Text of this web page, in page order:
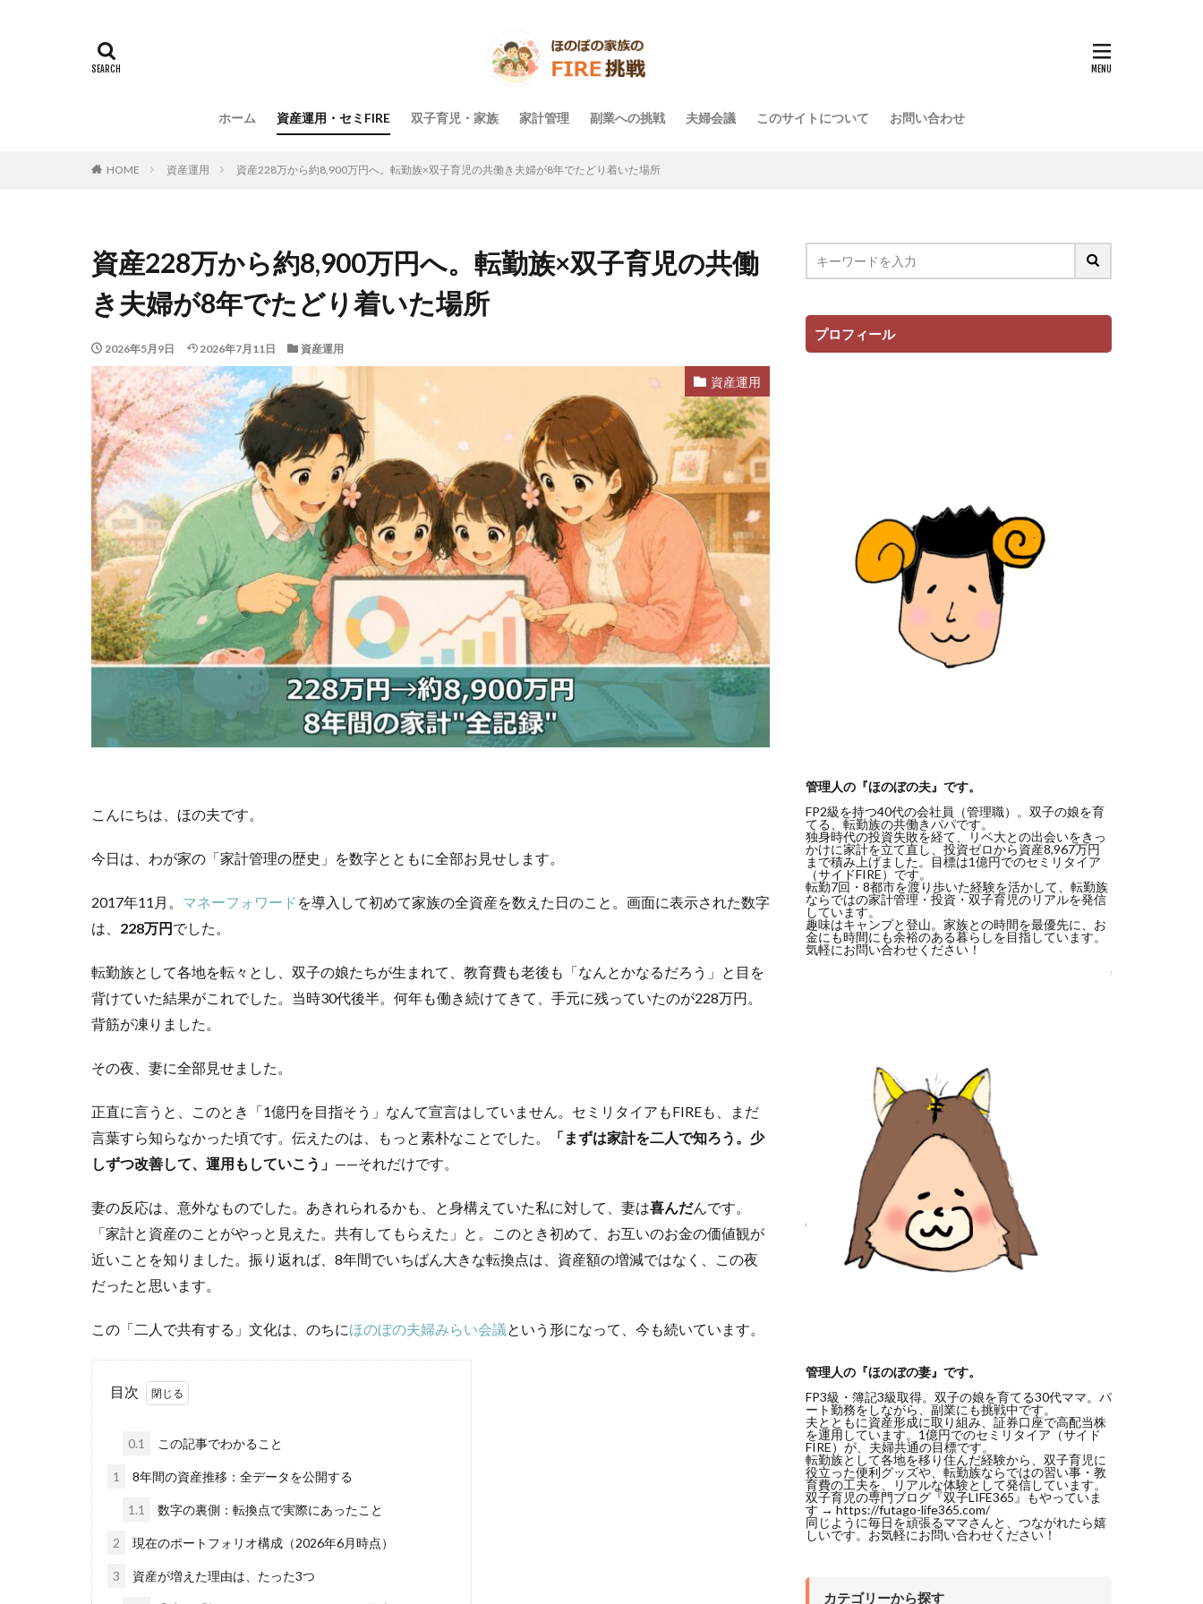
ホーム 資産運用・セミFIRE 双子育児・家族 家計管理 副業への挑戦 夫婦会議 このサイトについて お問い合わせ
HOME 資産運用 資産228万から約8,900万円へ。転勤族×双子育児の共働き夫婦が8年でたどり着いた場所
資産228万から約8,900万円へ。転勤族×双子育児の共働
き夫婦が8年でたどり着いた場所
2026年5月9日 2026年7月11日 資産運用
資産運用
こんにちは、ほの夫です。
今日は、わが家の「家計管理の歴史」を数字とともに全部お見せします。
2017年11月。 マネーフォワード を導入して初めて家族の全資産を数えた日のこと。画面に表示された数字
は、 228万円 でした。
転勤族として各地を転々とし、双子の娘たちが生まれて、教育費も老後も「なんとかなるだろう」と目を
背けていた結果がこれでした。当時30代後半。何年も働き続けてきて、手元に残っていたのが228万円。
背筋が凍りました。
その夜、妻に全部見せました。
正直に言うと、このとき「1億円を目指そう」なんて宣言はしていません。セミリタイアもFIREも、まだ
言葉すら知らなかった頃です。伝えたのは、もっと素朴なことでした。
「まずは家計を二人で知ろう。少
しずつ改善して、運用もしていこう」 ——それだけです。
妻の反応は、意外なものでした。あきれられるかも、と身構えていた私に対して、妻は喜んだんです。
「家計と資産のことがやっと見えた。共有してもらえた」と。このとき初めて、お互いのお金の価値観が
近いことを知りました。振り返れば、8年間でいちばん大きな転換点は、資産額の増減ではなく、この夜
だったと思います。
この「二人で共有する」文化は、のちにほのぼの夫婦みらい会議という形になって、今も続いています。
目次
0.1 この記事でわかること
1 8年間の資産推移：全データを公開する
1.1 数字の裏側：転換点で実際にあったこと
2 現在のポートフォリオ構成（2026年6月時点）
3 資産が増えた理由は、たった3つ
プロフィール
管理人の『ほのぼの夫』です。
FP2級を持つ40代の会社員（管理職）。双子の娘を育
てる、転勤族の共働きパパです。
独身時代の投資失敗を経て、リベ大との出会いをきっ
かけに家計を立て直し、投資ゼロから資産8,967万円
まで積み上げました。目標は1億円でのセミリタイア
（サイドFIRE）です。
転勤7回・8都市を渡り歩いた経験を活かして、転勤族
ならではの家計管理・投資・双子育児のリアルを発信
しています。
趣味はキャンプと登山。家族との時間を最優先に、お
金にも時間にも余裕のある暮らしを目指しています。
気軽にお問い合わせください！
管理人の『ほのぼの妻』です。
FP3級・簿記3級取得。双子の娘を育てる30代ママ。パ
ート勤務をしながら、副業にも挑戦中です。
夫とともに資産形成に取り組み、証券口座で高配当株
を運用しています。1億円でのセミリタイア（サイド
FIRE）が、夫婦共通の目標です。
転勤族として各地を移り住んだ経験から、双子育児に
役立った便利グッズや、転勤族ならではの習い事・教
育費の工夫を、リアルな体験として発信しています。
双子育児の専門ブログ『双子LIFE365』もやっていま
す → https://futago-life365.com/
同じように毎日を頑張るママさんと、つながれたら嬉
しいです。お気軽にお問い合わせください！
カテゴリーから探す